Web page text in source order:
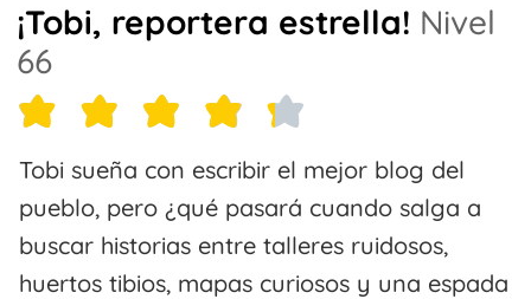
¡Tobi, reportera estrella! Nivel
66
Tobi sueña con escribir el mejor blog del
pueblo, pero ¿qué pasará cuando salga a
buscar historias entre talleres ruidosos,
huertos tibios, mapas curiosos y una espada